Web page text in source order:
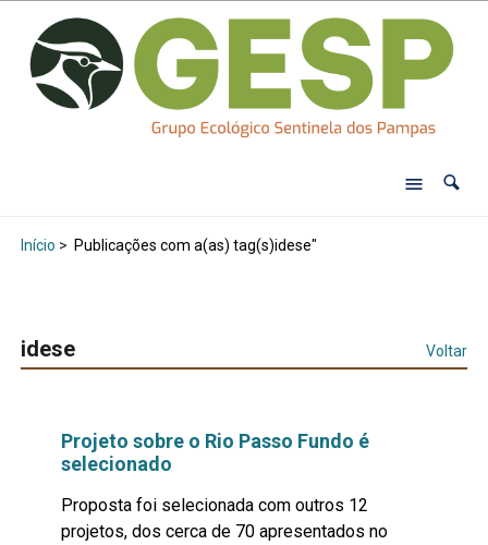
Início > Publicações com a(as) tag(s)idese"
idese Voltar
Projeto sobre o Rio Passo Fundo é
selecionado
Proposta foi selecionada com outros 12
projetos, dos cerca de 70 apresentados no